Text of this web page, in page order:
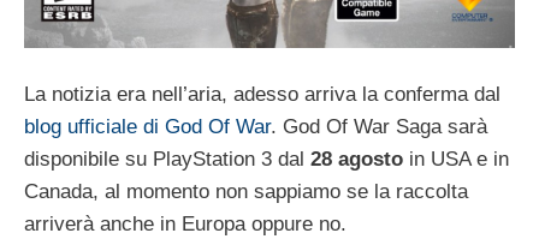
La notizia era nell’aria, adesso arriva la conferma dal
blog ufficiale di God Of War. God Of War Saga sarà
disponibile su PlayStation 3 dal 28 agosto in USA e in
Canada, al momento non sappiamo se la raccolta
arriverà anche in Europa oppure no.